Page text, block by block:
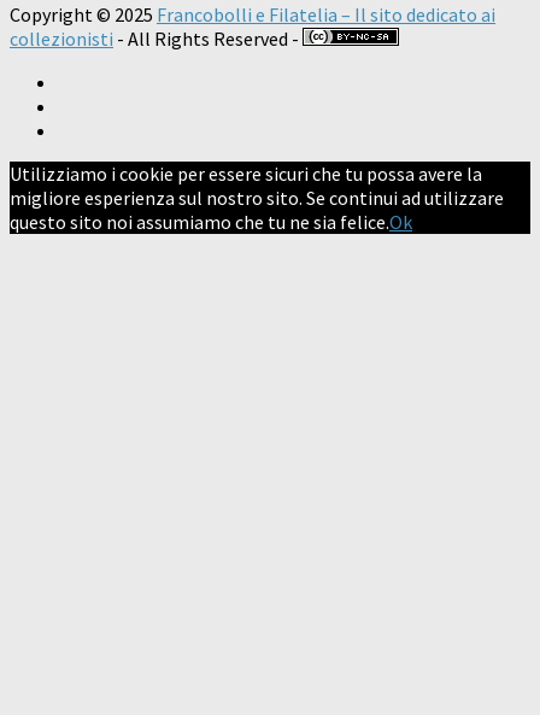
Copyright © 2025 Francobolli e Filatelia – Il sito dedicato ai
collezionisti - All Rights Reserved -
Utilizziamo i cookie per essere sicuri che tu possa avere la
migliore esperienza sul nostro sito. Se continui ad utilizzare
questo sito noi assumiamo che tu ne sia felice.Ok